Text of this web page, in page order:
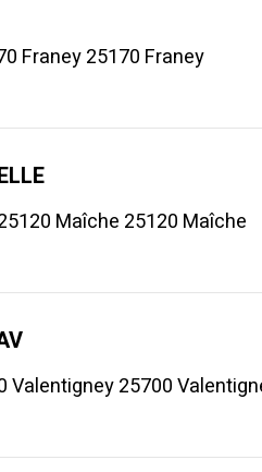
Franey 25170 Franey
Maîche 25120 Maîche
Valentigney 25700